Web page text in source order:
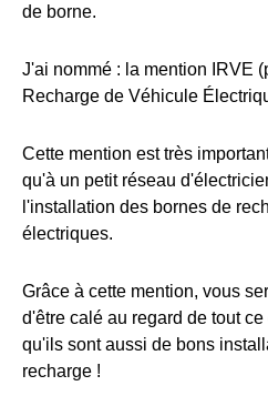
de borne.
J'ai nommé : la mention IRVE
Recharge de Véhicule
Cette mention est très
qu'à un petit réseau
l'installation des bornes de
électriques.
Grâce à cette mention, vous
d'être calé au regard de tout
qu'ils sont aussi de bons
recharge !